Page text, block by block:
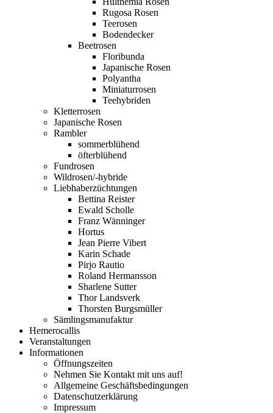
Rugosa Rosen
Teerosen
Bodendecker
Beetrosen
Floribunda
Japanische Rosen
Polyantha
Miniaturrosen
Teehybriden
Kletterrosen
Japanische Rosen
Rambler
sommerblühend
öfterblühend
Fundrosen
Wildrosen/-hybride
Liebhaberzüchtungen
Bettina Reister
Ewald Scholle
Franz Wänninger
Hortus
Jean Pierre Vibert
Karin Schade
Pirjo Rautio
Roland Hermansson
Sharlene Sutter
Thor Landsverk
Thorsten Burgsmüller
Sämlingsmanufaktur
Hemerocallis
Veranstaltungen
Informationen
Öffnungszeiten
Nehmen Sie Kontakt mit uns auf!
Allgemeine Geschäftsbedingungen
Datenschutzerklärung
Impressum